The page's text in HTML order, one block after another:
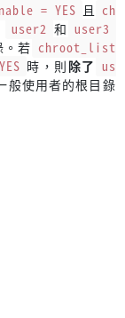
= YES 且 ch
user2 和 user3
。若 chroot_list
時，則 除了 us
般使用者的根目錄